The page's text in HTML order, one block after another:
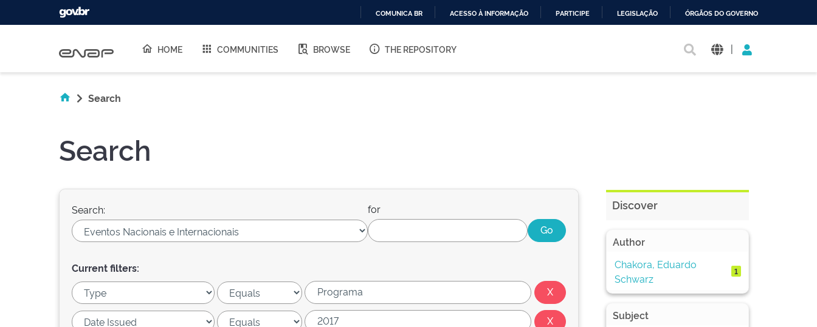
O
COMUNICA BR ACESSO À INFORMAÇÃO PARTICIPE LEGISLAÇÃO ÓRGÃOS DO GOVERNO
HOME COMMUNITIES BROWSE THE REPOSITORY |
Search
Search
Search: for
Current filters:
Discover
Author
Chakora, Eduardo
Schwarz
1
Subject